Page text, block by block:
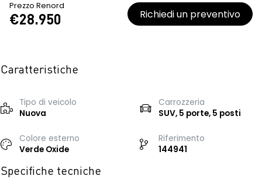
Prezzo Renord
€28.950 Richiedi un preventivo
Caratteristiche
Tipo di veicolo
Nuova
Carrozzeria
SUV, 5 porte, 5 posti
Colore esterno
Verde Oxide
Riferimento
144941
Specifiche tecniche